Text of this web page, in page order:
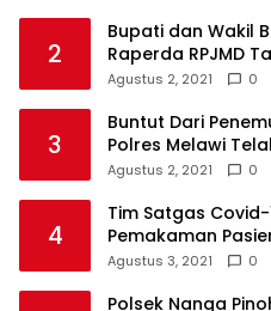
2
Bupati dan Wakil
Raperda RPJMD
Agustus 2, 2021 0
3
Buntut Dari
Polres Melawi
Agustus 2, 2021 0
4
Tim Satgas
Pemakaman
Agustus 3, 2021 0
Polsek Nanga